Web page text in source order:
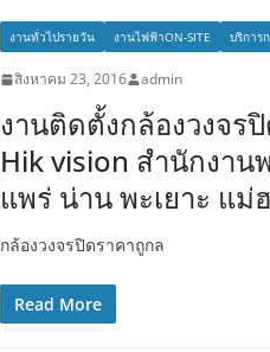
งานทั่วไปรายวัน งานไฟฟ้าON-SITE บริการ
สิงหาคม 23, 2016 admin
งานติดตั้งกล้องวงจร
Hik vision สำนักงาน
แพร่ น่าน พะเยาะ แม่
กล้องวงจรปิดราคาถูกล
Read More